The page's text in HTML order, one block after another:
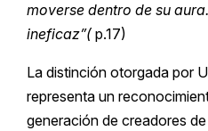
moverse dentro de su
ineficaz”(p.17)
La distinción otorgada por
representa un
generación de creadores